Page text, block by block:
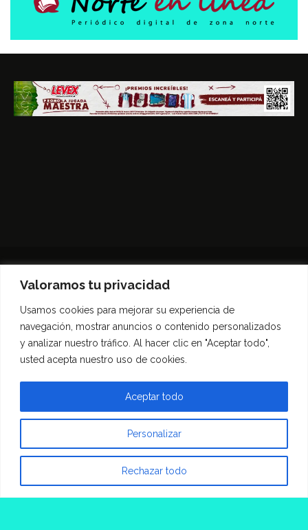
Valoramos tu privacidad
Usamos cookies para mejorar su experiencia de
navegación, mostrar anuncios o contenido personalizados
y analizar nuestro tráfico. Al hacer clic en "Aceptar todo",
usted acepta nuestro uso de cookies.
Personalizar
Rechazar todo
Aceptar todo
Inicio Entrevistas
Guía Gastronómica
Contacto